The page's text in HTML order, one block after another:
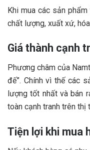
Khi mua các sản
chất lượng, xuất xứ,
Giá thành cạnh
Phương châm của
đế”. Chính vì thế các
lượng tốt nhất và bán
toàn cạnh tranh trên thị
Tiện lợi khi mua